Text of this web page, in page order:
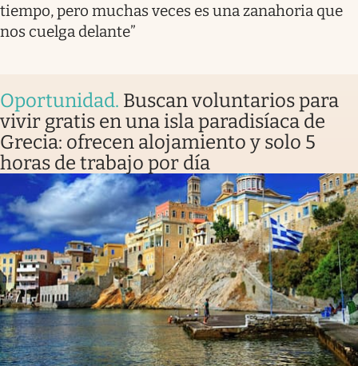
tiempo, pero muchas veces es una zanahoria que
nos cuelga delante”
Oportunidad. Buscan voluntarios para
vivir gratis en una isla paradisíaca de
Grecia: ofrecen alojamiento y solo 5
horas de trabajo por día